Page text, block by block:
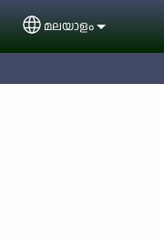
Select your
മലയാളം